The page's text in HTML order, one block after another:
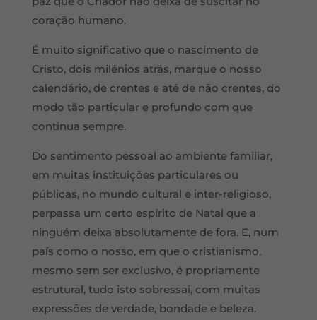
coração humano.
É muito significativo que o nascimento de
Cristo, dois milénios atrás, marque o nosso
calendário, de crentes e até de não crentes, do
modo tão particular e profundo com que
continua sempre.
Do sentimento pessoal ao ambiente familiar,
em muitas instituições particulares ou
públicas, no mundo cultural e inter-religioso,
perpassa um certo espírito de Natal que a
ninguém deixa absolutamente de fora. E, num
país como o nosso, em que o cristianismo,
mesmo sem ser exclusivo, é propriamente
estrutural, tudo isto sobressai, com muitas
expressões de verdade, bondade e beleza.